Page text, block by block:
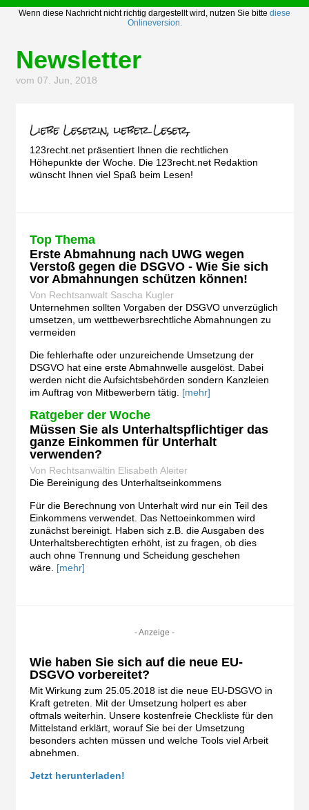
Wenn diese Nachricht nicht richtig dargestellt wird, nutzen Sie bitte diese
Onlineversion.
Newsletter
vom 07. Jun, 2018
123recht.net präsentiert Ihnen die rechtlichen
Höhepunkte der Woche. Die 123recht.net Redaktion
wünscht Ihnen viel Spaß beim Lesen!
Top Thema
Erste Abmahnung nach UWG wegen
Verstoß gegen die DSGVO - Wie Sie sich
vor Abmahnungen schützen können!
Von Rechtsanwalt Sascha Kugler
Unternehmen sollten Vorgaben der DSGVO unverzüglich
umsetzen, um wettbewerbsrechtliche Abmahnungen zu
vermeiden
Die fehlerhafte oder unzureichende Umsetzung der
DSGVO hat eine erste Abmahnwelle ausgelöst. Dabei
werden nicht die Aufsichtsbehörden sondern Kanzleien
im Auftrag von Mitbewerbern tätig. [mehr]
Ratgeber der Woche
Müssen Sie als Unterhaltspflichtiger das
ganze Einkommen für Unterhalt
verwenden?
Von Rechtsanwältin Elisabeth Aleiter
Die Bereinigung des Unterhaltseinkommens
Für die Berechnung von Unterhalt wird nur ein Teil des
Einkommens verwendet. Das Nettoeinkommen wird
zunächst bereinigt. Haben sich z.B. die Ausgaben des
Unterhaltsberechtigten erhöht, ist zu fragen, ob dies
auch ohne Trennung und Scheidung geschehen
wäre. [mehr]
- Anzeige -
Wie haben Sie sich auf die neue EU-
DSGVO vorbereitet?
Mit Wirkung zum 25.05.2018 ist die neue EU-DSGVO in
Kraft getreten. Mit der Umsetzung holpert es aber
oftmals weiterhin. Unsere kostenfreie Checkliste für den
Mittelstand erklärt, worauf Sie bei der Umsetzung
besonders achten müssen und welche Tools viel Arbeit
abnehmen.
Jetzt herunterladen!